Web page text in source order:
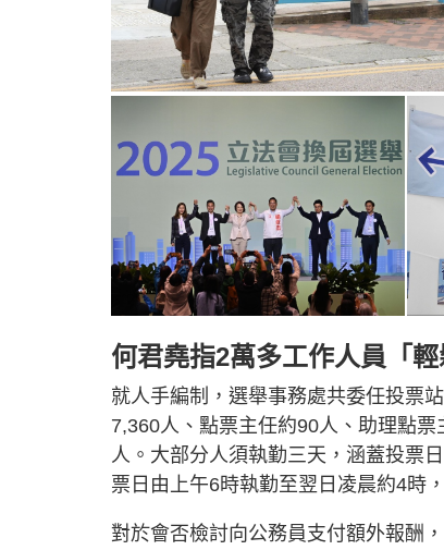
何君堯指2萬多工作人員「
就人手編制，選舉事務處共委任投票
7,360人、點票主任約90人、助理點
人。大部分人須執勤三天，涵蓋投票
票日由上午6時執勤至翌日凌晨約4時
對於會否檢討向公務員支付額外報酬